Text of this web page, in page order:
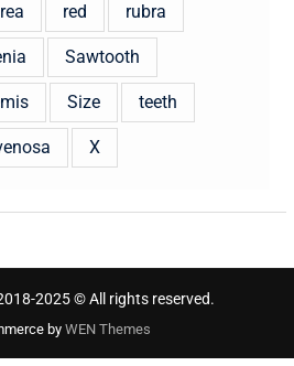
red rubra
Sawtooth
Size teeth
X
2025 © All rights reserved.
byWEN Themes